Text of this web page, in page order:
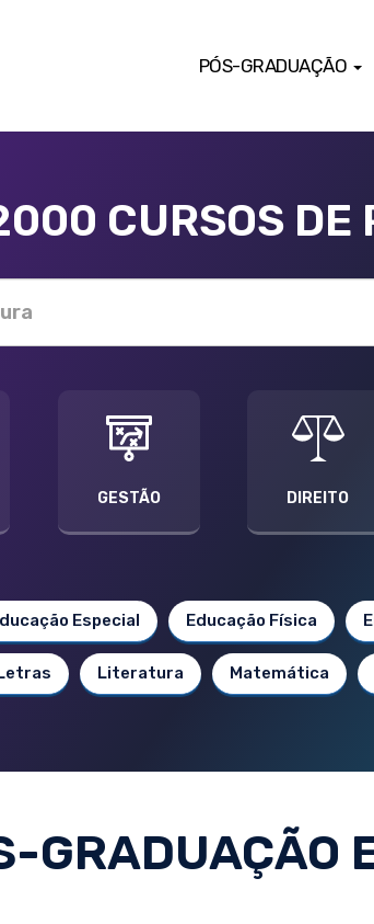
PÓS-GRADUAÇÃO
CURSOS DE
GESTÃO DIREITO
Especial Educação Física
Literatura Matemática
GRADUAÇÃO